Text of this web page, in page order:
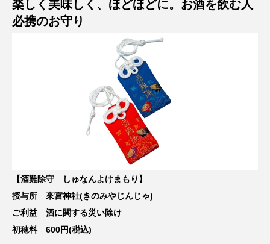
楽しく美味しく、ほどほどに。お酒を飲む人
必携のお守り
【酒難除守 しゅなんよけまもり】
授与所 來宮神社(きのみやじんじゃ)
ご利益 酒に関する災い除け
初穂料 600円(税込)